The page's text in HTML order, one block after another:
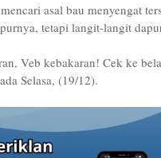
asal bau menyengat
tetapi langit-langit
Veb kebakaran! Cek ke
Selasa, (19/12).